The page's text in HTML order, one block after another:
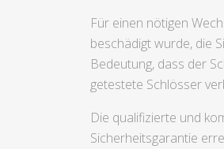
Für einen nötigen
beschädigt wurde, die
Bedeutung, dass der
getestete Schlösser
Die qualifizierte und
Sicherheitsgarantie